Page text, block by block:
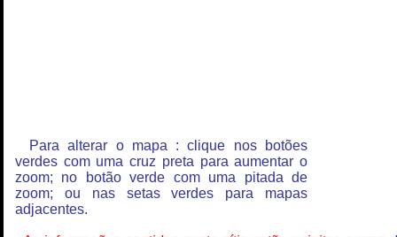
Para alterar o mapa : clique nos botões
verdes com uma cruz preta para aumentar o
zoom; no botão verde com uma pitada de
zoom; ou nas setas verdes para mapas
adjacentes.